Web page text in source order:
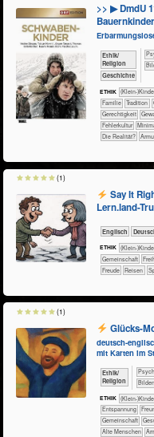
>> ▶ DmdU
​​​​​​​​​​Ethik/​
Religion
​​​​​​​​Geschichte
ETHIK (Klein-
​​​​​​​​​​​Familie
​​​​​​​​​​​Tradition
​​​​Gerechtigkeit
​​Fehlerkultur
​Die Realität?
Say It
Lern.land-
​​​Englisch
ETHIK (Klein-
​​​​​​​​​​Gemeinschaft
Freude
Reisen
(1)
Glücks-
deutsch-
mit Karten im
​​​​​​​​​​Ethik/​
Religion
ETHIK (Klein-
​​​​​​​​​​​​​Entspannung
​​​​​​​​​​Gemeinschaft
Alte Menschen
(1)